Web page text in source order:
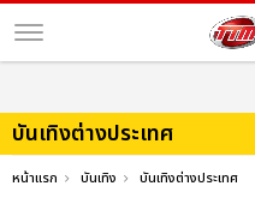
บันเทิงต่างประเทศ
หน้าแรก บันเทิง บันเทิงต่างประเทศ